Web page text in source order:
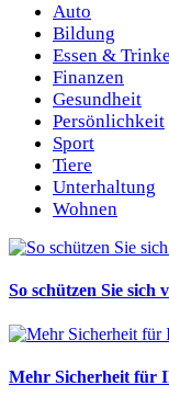
Auto
Bildung
Essen &
Finanzen
Gesundheit
Persönlichkeit
Sport
Tiere
Unterhaltung
Wohnen
So schützen Sie sich
Mehr Sicherheit für